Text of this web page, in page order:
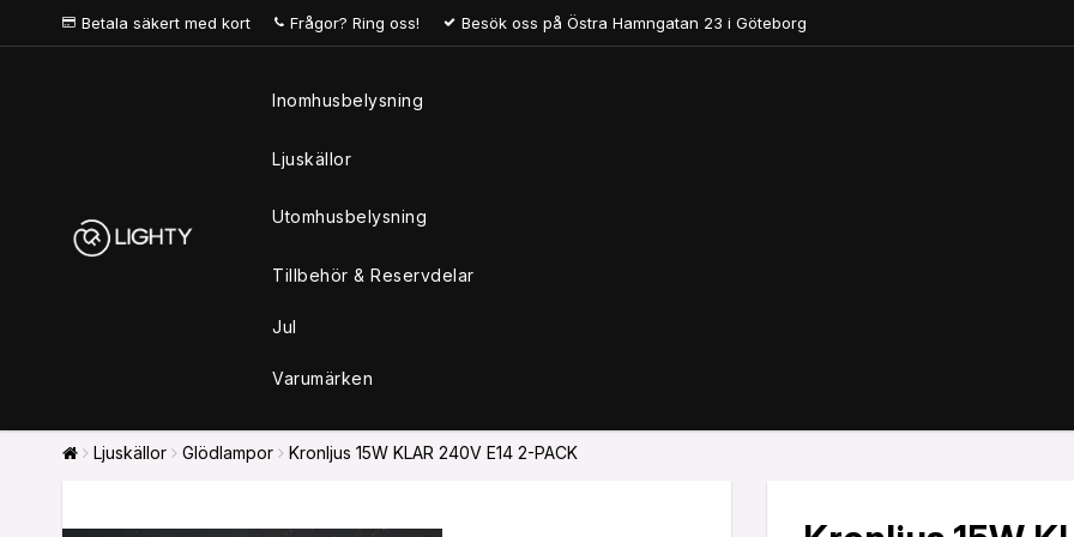
Betala säkert med kort Frågor? Ring oss! Besök oss på Östra Hamngatan 23 i Göteborg
Inomhusbelysning
Ljuskällor
Utomhusbelysning
Tillbehör & Reservdelar
Jul
Varumärken
Ljuskällor Glödlampor Kronljus 15W KLAR 240V E14 2-PACK